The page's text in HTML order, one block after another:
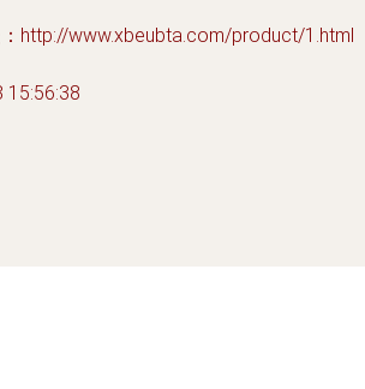
http://www.xbeubta.com/product/1.html
15:56:38